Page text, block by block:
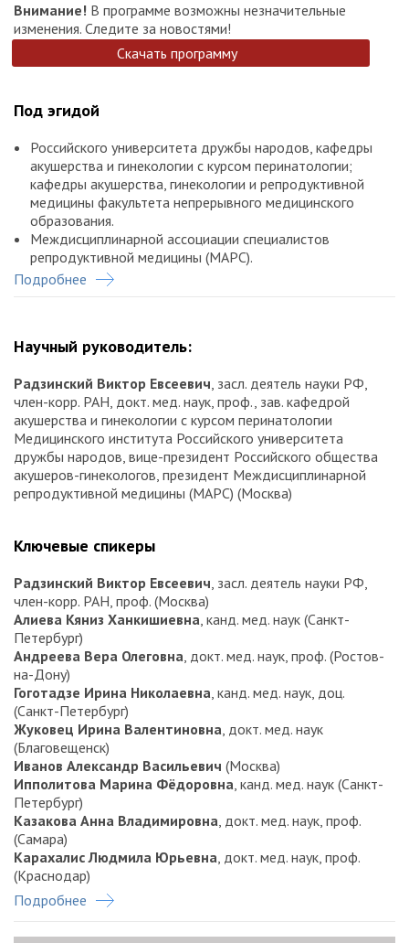
Внимание! В программе возможны незначительные
изменения. Следите за новостями!
Скачать программу
Под эгидой
Российского университета дружбы народов, кафедры
акушерства и гинекологии с курсом перинатологии;
кафедры акушерства, гинекологии и репродуктивной
медицины факультета непрерывного медицинского
образования.
Междисциплинарной ассоциации специалистов
репродуктивной медицины (МАРС).
Журнала «StatusPraesens. Гинекология, акушерство,
Научный и технический организатор
StatusPraesens.
Подробнее
Научный руководитель:
Радзинский Виктор Евсеевич, засл. деятель науки РФ,
член-корр. РАН, докт. мед. наук, проф., зав. кафедрой
акушерства и гинекологии с курсом перинатологии
Медицинского института Российского университета
дружбы народов, вице-президент Российского общества
акушеров-гинекологов, президент Междисциплинарной
репродуктивной медицины (МАРС) (Москва)
Ключевые спикеры
Радзинский Виктор Евсеевич, засл. деятель науки РФ,
член-корр. РАН, проф. (Москва)
Алиева Кяниз Ханкишиевна, канд. мед. наук (Санкт-
Петербург)
Андреева Вера Олеговна, докт. мед. наук, проф. (Ростов-
на-Дону)
Гоготадзе Ирина Николаевна, канд. мед. наук, доц.
(Санкт-Петербург)
Жуковец Ирина Валентиновна, докт. мед. наук
(Благовещенск)
Иванов Александр Васильевич (Москва)
Ипполитова Марина Фёдоровна, канд. мед. наук (Санкт-
Петербург)
Казакова Анна Владимировна, докт. мед. наук, проф.
(Самара)
Карахалис Людмила Юрьевна, докт. мед. наук, проф.
(Краснодар)
Караченцова Ирина Васильевна
(Москва)
Подробнее